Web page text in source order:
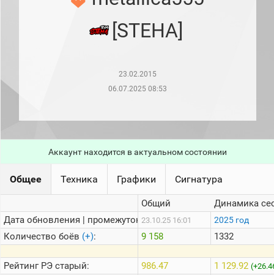
игроков
Статистика
стримеров
Информация
Онлайн
Цветовая
шкала
[STEHA]
23.02.2015
06.07.2025 08:53
Аккаунт находится в актуальном состоянии
Общее Техника Графики Сигнатура
Дата обновления | промежуток:
Количество боёв (+):
РейтингРЭ старый:
Общий
23.10.25 16:01
9 158
986.47
Динамика
2025 год
1332
1 129.92